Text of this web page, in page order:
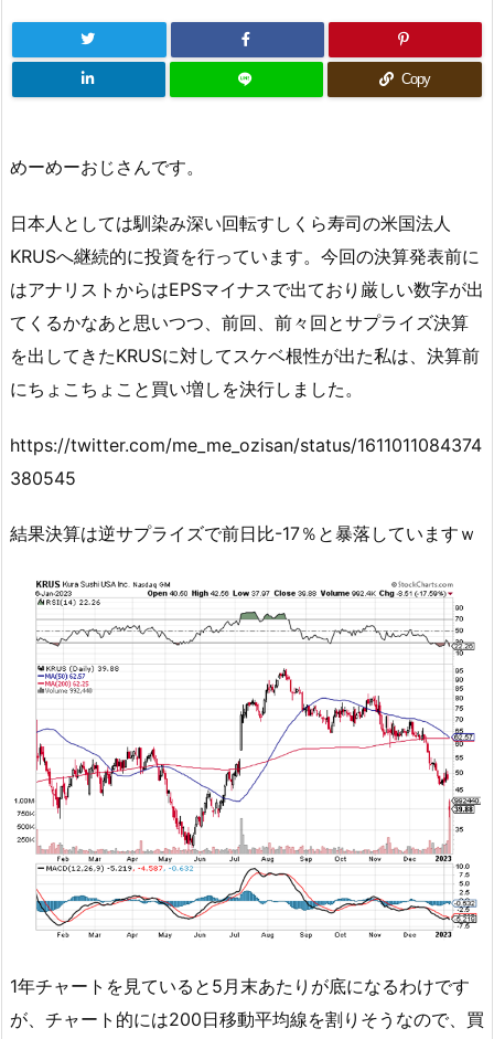
Copy
めーめーおじさんです。
日本人としては馴染み深い回転すしくら寿司の米国法人
KRUSへ継続的に投資を行っています。今回の決算発表前に
はアナリストからはEPSマイナスで出ており厳しい数字が出
てくるかなあと思いつつ、前回、前々回とサプライズ決算
を出してきたKRUSに対してスケベ根性が出た私は、決算前
にちょこちょこと買い増しを決行しました。
https://twitter.com/me_me_ozisan/status/1611011084374
380545
結果決算は逆サプライズで前日比-17％と暴落していますｗ
1年チャートを見ていると5月末あたりが底になるわけです
が、チャート的には200日移動平均線を割りそうなので、買